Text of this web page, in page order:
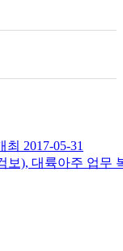
최 2017-05-31
보), 대륙아주 업무